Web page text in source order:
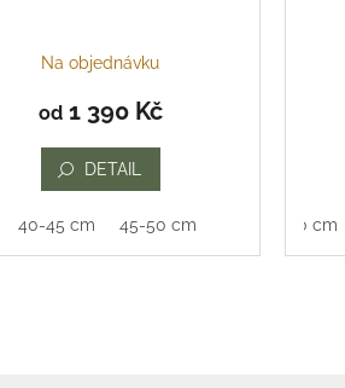
Na objednávku
od1 390 Kč
DETAIL
40-45 cm 45-50 cm 35-40 cm